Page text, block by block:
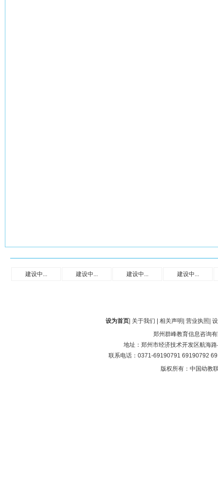
建设中... 建设中... 建设中... 建设中...
设为首页 关于我们 相关声明 营业执照
郑州群峰教育信息咨询
地址：郑州市经济技术开发区航海
联系电话：0371-69190791 69190792
版权所有：中国幼